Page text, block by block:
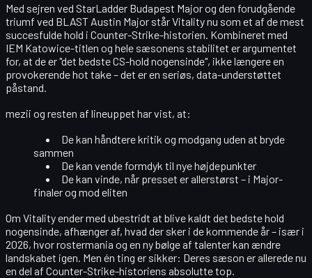
Med sejren ved StarLadder Budapest Majorog den forudgående
triumf ved BLAST Austin Major står Vitality nu som et af de mest
succesfulde hold i Counter-Strike-historien. Kombineret med
IEM Katowice-titlen og hele sæsonens stabilitet er argumentet
for, at de er"det bedste CS-hold nogensinde", ikke længere en
provokerende hot take – det er en seriøs, data-understøttet
påstand.
mezii og resten af lineuppet har vist, at:
De kan håndterekritik og modgang uden at bryde
sammen
De kan vende formdyk til nye højdepunkter
De kan vinde, når presset er allerstørst – i Major-
finaler og mod eliten
Om Vitality ender med ubestridt at blive kaldt det bedste hold
nogensinde, afhænger af, hvad der sker i de kommende år – især i
2026, hvor rostermania og en ny bølge af talenter kan ændre
landskabet igen. Men én ting er sikker: Deres sæson er allerede nu
en del af Counter-Strike-historiens absolutte top.